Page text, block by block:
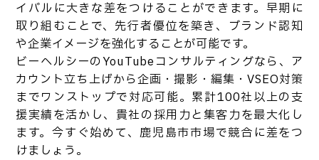
イバルに大きな差をつけることができます。早期に
取り組むことで、先行者優位を築き、ブランド認知
や企業イメージを強化することが可能です。
ビーヘルシーのYouTubeコンサルティングなら、ア
カウント立ち上げから企画・撮影・編集・VSEO対策
までワンストップで対応可能。累計100社以上の支
援実績を活かし、貴社の採用力と集客力を最大化し
ます。今すぐ始めて、鹿児島市市場で競合に差をつ
けましょう。